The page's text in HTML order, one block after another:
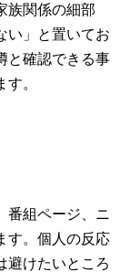
族関係の細部
い」と置いてお
と確認できる事
。
番組ページ、ニ
す。個人の反応
避けたいところ